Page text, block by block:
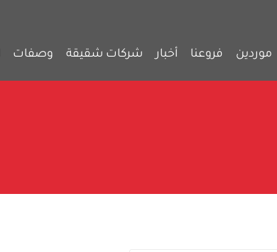
موردين فروعنا أخبار شركات شقيقة وصفات